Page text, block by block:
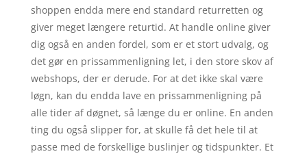
shoppen endda mere end standard returretten og
giver meget længere returtid. At handle online giver
dig også en anden fordel, som er et stort udvalg, og
det gør en prissammenligning let, i den store skov af
webshops, der er derude. For at det ikke skal være
løgn, kan du endda lave en prissammenligning på
alle tider af døgnet, så længe du er online. En anden
ting du også slipper for, at skulle få det hele til at
passe med de forskellige buslinjer og tidspunkter. Et